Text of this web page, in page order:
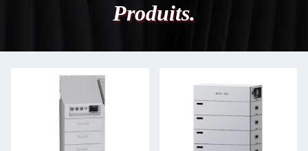
Produits.